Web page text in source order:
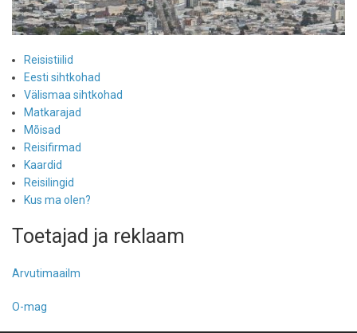
Reisistiilid
Eesti sihtkohad
Välismaa sihtkohad
Matkarajad
Mõisad
Reisifirmad
Kaardid
Reisilingid
Kus ma olen?
Toetajad ja reklaam
Arvutimaailm
O-mag